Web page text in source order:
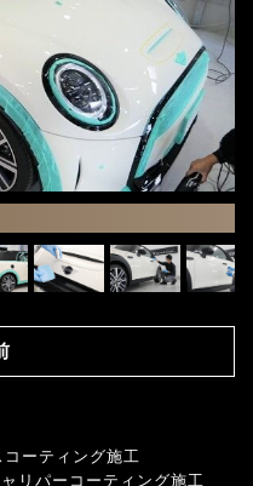
ーティング施工
リパーコーティング施工